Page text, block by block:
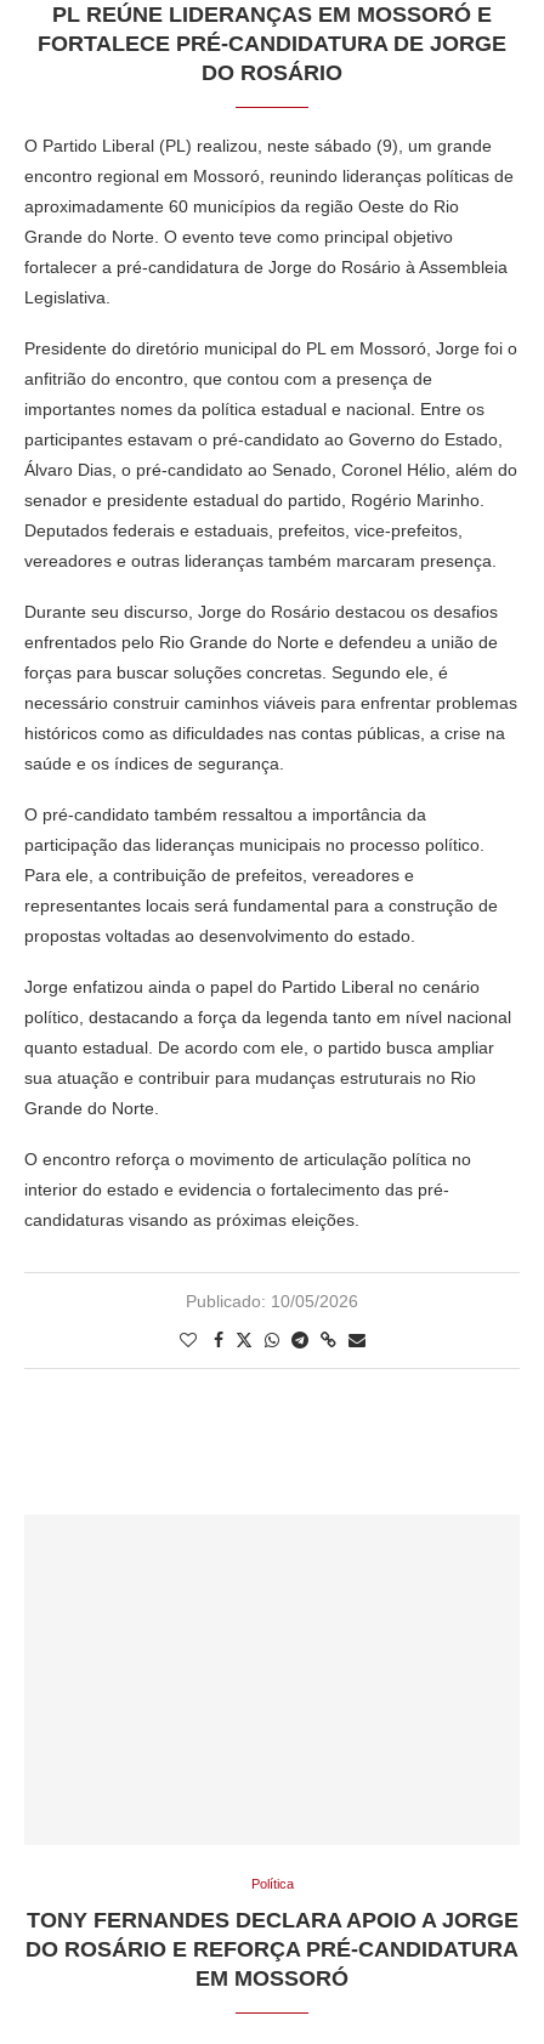
PL REÚNE LIDERANÇAS EM MOSSORÓ E
FORTALECE PRÉ-CANDIDATURA DE JORGE
DO ROSÁRIO
O Partido Liberal (PL) realizou, neste sábado (9), um grande
encontro regional em Mossoró, reunindo lideranças políticas de
aproximadamente 60 municípios da região Oeste do Rio
Grande do Norte. O evento teve como principal objetivo
fortalecer a pré-candidatura de Jorge do Rosário à Assembleia
Legislativa.
Presidente do diretório municipal do PL em Mossoró, Jorge foi o
anfitrião do encontro, que contou com a presença de
importantes nomes da política estadual e nacional. Entre os
participantes estavam o pré-candidato ao Governo do Estado,
Álvaro Dias, o pré-candidato ao Senado, Coronel Hélio, além do
senador e presidente estadual do partido, Rogério Marinho.
Deputados federais e estaduais, prefeitos, vice-prefeitos,
vereadores e outras lideranças também marcaram presença.
Durante seu discurso, Jorge do Rosário destacou os desafios
enfrentados pelo Rio Grande do Norte e defendeu a união de
forças para buscar soluções concretas. Segundo ele, é
necessário construir caminhos viáveis para enfrentar problemas
históricos como as dificuldades nas contas públicas, a crise na
saúde e os índices de segurança.
O pré-candidato também ressaltou a importância da
participação das lideranças municipais no processo político.
Para ele, a contribuição de prefeitos, vereadores e
representantes locais será fundamental para a construção de
propostas voltadas ao desenvolvimento do estado.
Jorge enfatizou ainda o papel do Partido Liberal no cenário
político, destacando a força da legenda tanto em nível nacional
quanto estadual. De acordo com ele, o partido busca ampliar
sua atuação e contribuir para mudanças estruturais no Rio
Grande do Norte.
O encontro reforça o movimento de articulação política no
interior do estado e evidencia o fortalecimento das pré-
candidaturas visando as próximas eleições.
Publicado: 10/05/2026
Política
TONY FERNANDES DECLARA APOIO A JORGE
DO ROSÁRIO E REFORÇA PRÉ-CANDIDATURA
EM MOSSORÓ